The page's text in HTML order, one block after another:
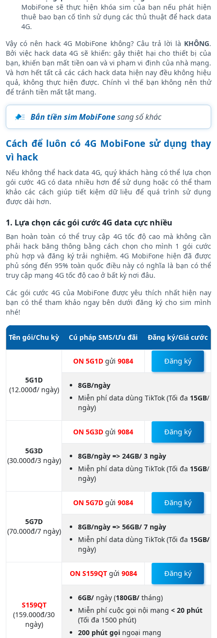
MobiFone sẽ thực hiện khóa sim của bạn nếu phát hiện
thuê bao bạn cố tình sử dụng các thủ thuật để hack data
4G.
Vậy có nên hack 4G MobiFone không? Câu trả lời là KHÔNG.
Bởi việc hack data 4G sẽ khiến: gây thiệt hại cho thiết bị của
bạn, khiến bạn mất tiền oan và vi phạm vi định của nhà mạng.
Và hơn hết tất cả các cách hack data hiện nay đều không hiệu
quả, không thực hiện được. Chính vì thế bạn không nên thử
để tránh tiền mất tật mang.
Bắn tiền sim MobiFonesang số khác
Cách để luôn có 4G MobiFone sử dụng thay
vì hack
Nếu không thể hack data 4G, quý khách hàng có thể lựa chọn
gói cước 4G có data nhiều hơn để sử dụng hoặc có thể tham
khảo các cách giúp tiết kiệm dữ liệu để quá trình sử dụng
được dài hơn.
1. Lựa chọn các gói cước 4G data cực nhiều
Bạn hoàn toàn có thể truy cập 4G tốc độ cao mà không cần
phải hack băng thông bằng cách chọn cho mình 1 gói cước
phù hợp và đăng ký trải nghiệm. 4G MobiFone hiện đã được
phủ sóng đến 95% toàn quốc điều này có nghĩa là bạn có thể
truy cập mạng 4G tốc độ cao ở bất kỳ nơi đâu.
Các gói cước 4G của MobiFone được yêu thích nhất hiện nay
bạn có thể tham khảo ngay bên dưới đăng ký cho sim mình
nhé!
Tên gói/Chu kỳ Cú pháp SMS/Ưu đãi Đăng ký/Giá cước
5G1D
(12.000đ/ ngày)
ON 5G1D gửi 9084 Đăng ký
8GB/ngày
Miễn phí data dùng TikTok (Tối đa 15GB/
ngày)
5G3D
(30.000đ/3 ngày)
ON 5G3D gửi 9084 Đăng ký
8GB/ngày => 24GB/ 3 ngày
Miễn phí data dùng TikTok (Tối đa 15GB/
ngày)
5G7D
(70.000đ/7 ngày)
ON 5G7D gửi 9084 Đăng ký
8GB/ngày => 56GB/ 7 ngày
Miễn phí data dùng TikTok (Tối đa 15GB/
ngày)
S159QT
(159.000đ/30
ngày)
ON S159QTgửi 9084 Đăng ký
6GB/ ngày (180GB/ tháng)
Miễn phí cuộc gọi nội mạng < 20 phút
(Tối đa 1500 phút)
200 phút gọi ngoại mạng